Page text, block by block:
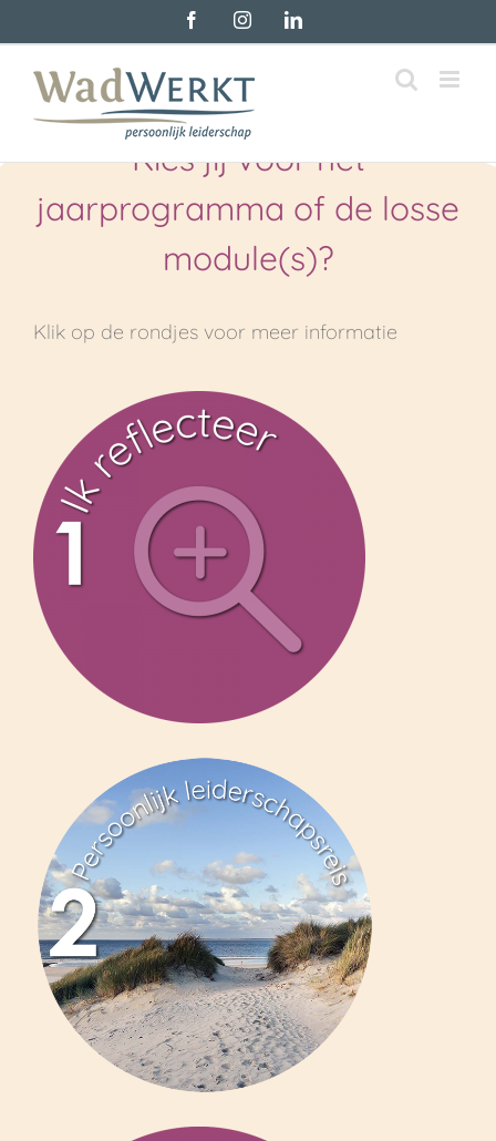
to
content
FacebookInstagramLinkedIn
Kies jij voor het
jaarprogramma of de losse
module(s)?
Klik op de rondjes voor meer informatie